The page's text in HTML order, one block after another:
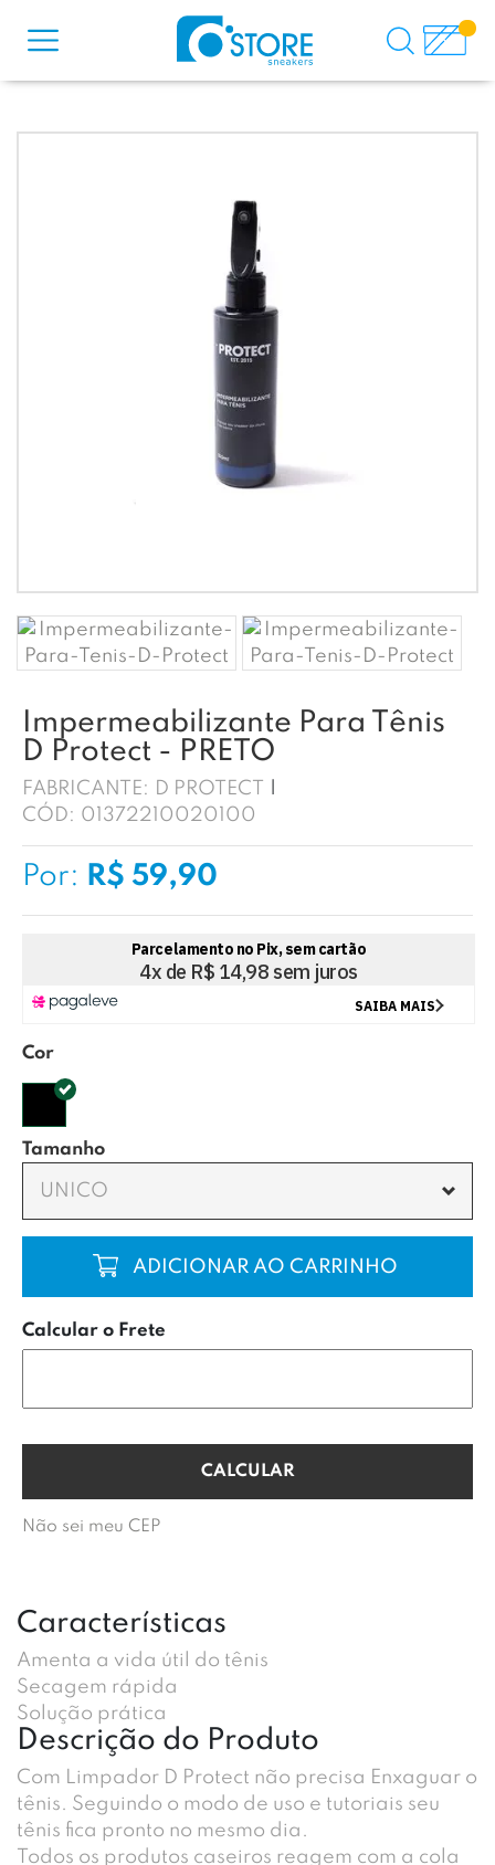
Impermeabilizante Para Tênis
D Protect - PRETO
FABRICANTE: D PROTECT
CÓD: 01372210020100
Por: R$ 59,90
Cor
Tamanho
UNICO
COMPRAR
Calcular o Frete
Não sei meu CEP
Características
Amenta a vida útil do tênis
Secagem rápida
Solução prática
Descrição do Produto
Com Limpador D Protect não precisa Enxaguar o
tênis. Seguindo o modo de uso e tutoriais seu
tênis fica pronto no mesmo dia.
Todos os produtos caseiros reagem com a cola